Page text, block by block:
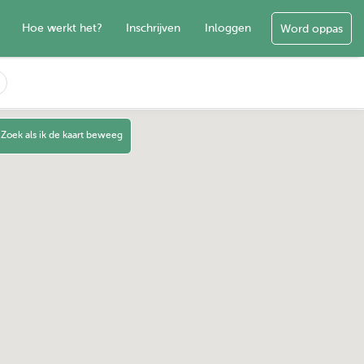
Hoe werkt het? Inschrijven Inloggen Word oppas
Zoek als ik de kaart beweeg